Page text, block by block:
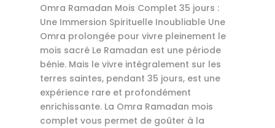
Omra Ramadan Mois Complet 35 jours :
Une Immersion Spirituelle Inoubliable Une
Omra prolongée pour vivre pleinement le
mois sacré Le Ramadan est une période
bénie. Mais le vivre intégralement sur les
terres saintes, pendant 35 jours, est une
expérience rare et profondément
enrichissante. La Omra Ramadan mois
complet vous permet de goûter à la